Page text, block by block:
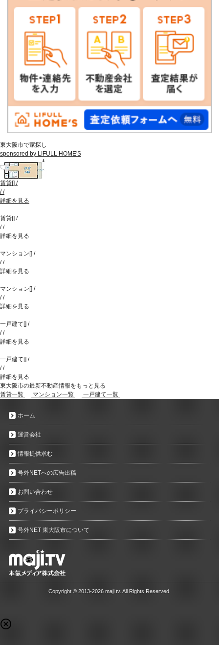
東大阪市で家探し
sponsored by LIFULL HOME'S
賃貸[] /
//
詳細を見る
賃貸[] /
//
詳細を見る
マンション[] /
//
詳細を見る
マンション[] /
//
詳細を見る
一戸建て[] /
//
詳細を見る
一戸建て[] /
//
詳細を見る
東大阪市の最新不動産情報をもっと見る
賃貸一覧
マンション一覧 一戸建て一覧
ホーム
運営会社
情報提供求む
号外NETへの広告出稿
お問い合わせ
プライバシーポリシー
号外NET 東大阪市について
Copyright © 2013-2026 maji.tv. All Rights Reserved.